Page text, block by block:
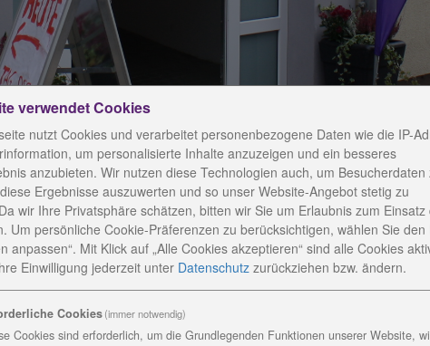
Kontakt- und Beratungsstelle Saalfeld
Kontakt- und
ist eine Außenstelle der
finden Sie in unserem Haus
verwendet Cookies
nutzt Cookies und verarbeitet personenbezogene Daten wie die IP-
um personalisierte Inhalte anzuzeigen und ein besseres
anzubieten. Wir nutzen diese Technologien auch, um Besucherdaten
Ergebnisse auszuwerten und so unser Website-Angebot stetig zu
wir Ihre Privatsphäre schätzen, bitten wir Sie um Erlaubnis zum Einsatz
Um persönliche Cookie-Präferenzen zu berücksichtigen, wählen Sie den
anpassen“. Mit Klick auf „Alle Cookies akzeptieren“ sind alle Cookies
Einwilligung jederzeit unter Datenschutz zurückziehen bzw. ändern.
Cookies(immer notwendig)
Cookies sind erforderlich, um die Grundlegenden Funktionen unserer Website,